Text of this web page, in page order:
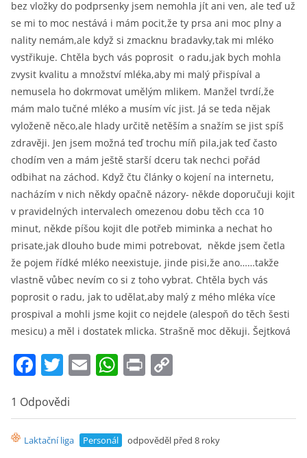
bez vložky do podprsenky jsem nemohla jít ani ven, ale teď už
se mi to moc nestává i mám pocit,že ty prsa ani moc plny a
nality nemám,ale když si zmacknu bradavky,tak mi mléko
vystřikuje. Chtěla bych vás poprosit o radu,jak bych mohla
zvysit kvalitu a množství mléka,aby mi malý přispíval a
nemusela ho dokrmovat umělým mlikem. Manžel tvrdí,že
mám malo tučné mléko a musím víc jist. Já se teda nějak
vyloženě něco,ale hlady určitě netěším a snažím se jist spíš
zdravěji. Jen jsem možná teď trochu míň pila,jak teď často
chodím ven a mám ještě starší dceru tak nechci pořád
odbihat na záchod. Když čtu články o kojení na internetu,
nacházím v nich někdy opačně názory- někde doporučuji kojit
v pravidelných intervalech omezenou dobu těch cca 10
minut, někde píšou kojit dle potřeb miminka a nechat ho
prisate,jak dlouho bude mimi potrebovat, někde jsem četla
že pojem řídké mléko neexistuje, jinde pisi,že ano……takže
vlastně vůbec nevím co si z toho vybrat. Chtěla bych vás
poprosit o radu, jak to udělat,aby malý z mého mléka více
prospival a mohli jsme kojit co nejdele (alespoň do těch šesti
mesicu) a měl i dostatek mlicka. Strašně moc děkuji. Šejtková
F
c
e
T
itt
er
E
l
W
s
Pr
y
1 Odpovědi
Laktační liga Personál odpověděl před 8 roky